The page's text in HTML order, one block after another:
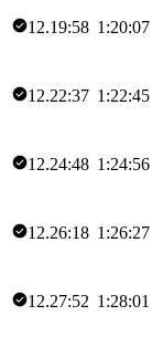
12.19:58 1:20:07
12.22:37 1:22:45
12.24:48 1:24:56
12.26:18 1:26:27
12.27:52 1:28:01